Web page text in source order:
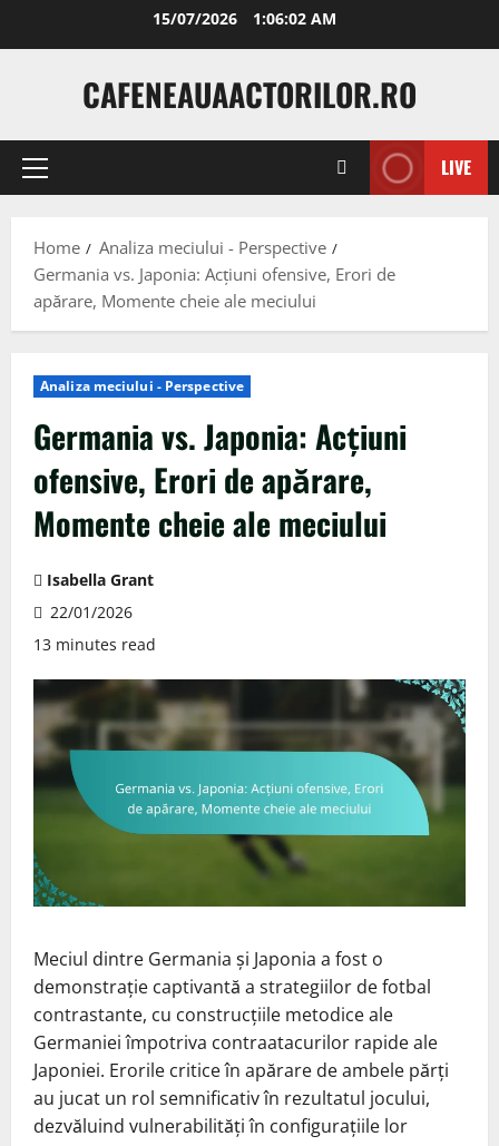
15/07/2026 1:06:03 AM
CAFENEAUAACTORILOR.RO
Primary
LIVE
Home
Analiza meciului - Perspective
Germania vs. Japonia: Acțiuni ofensive, Erori de
apărare, Momente cheie ale meciului
Analiza meciului - Perspective
Germania vs. Japonia: Acțiuni
ofensive, Erori de apărare,
Momente cheie ale meciului
Isabella Grant
22/01/2026
13 minutes read
Meciul dintre Germania și Japonia a fost o
demonstrație captivantă a strategiilor de fotbal
contrastante, cu construcțiile metodice ale
Germaniei împotriva contraatacurilor rapide ale
Japoniei. Erorile critice în apărare de ambele părți
au jucat un rol semnificativ în rezultatul jocului,
dezvăluind vulnerabilități în configurațiile lor